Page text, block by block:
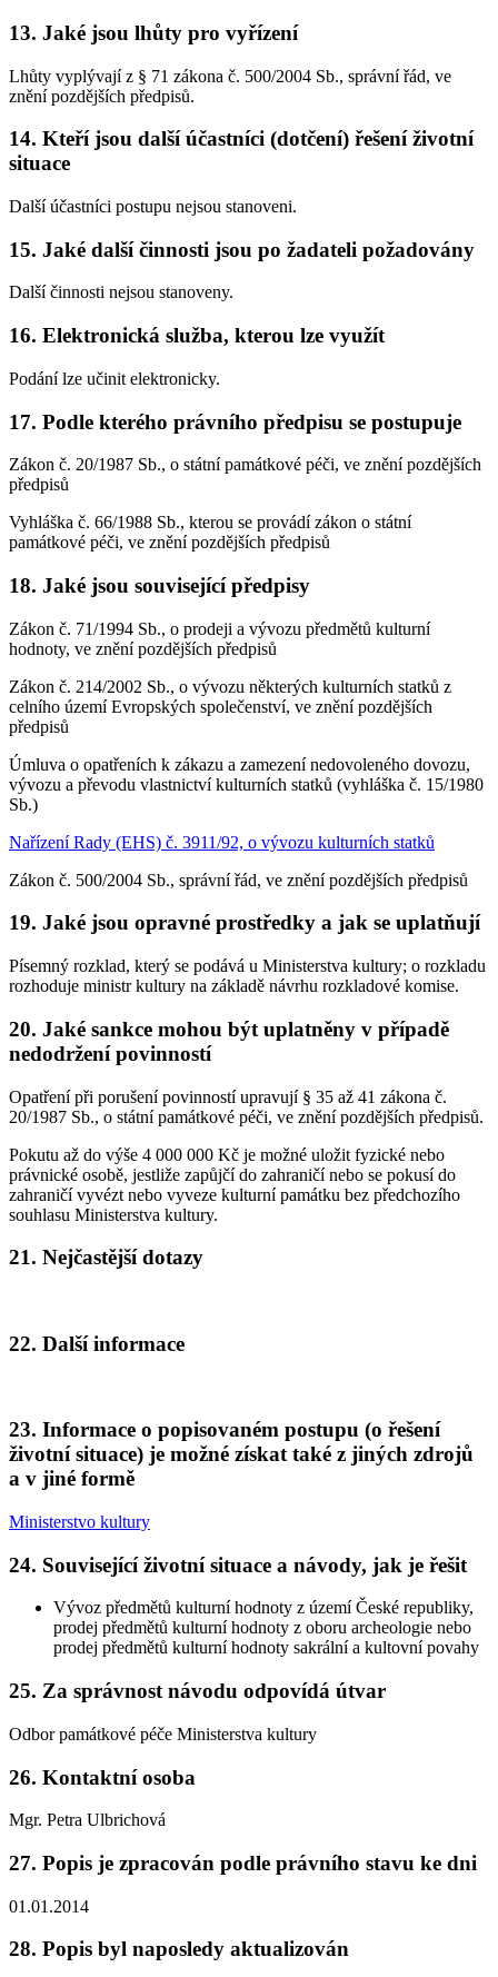
13. Jaké jsou lhůty pro vyřízení
Lhůty vyplývají z § 71 zákona č. 500/2004 Sb., správní řád, ve
znění pozdějších předpisů.
14. Kteří jsou další účastníci (dotčení) řešení životní
situace
Další účastníci postupu nejsou stanoveni.
15. Jaké další činnosti jsou po žadateli požadovány
Další činnosti nejsou stanoveny.
16. Elektronická služba, kterou lze využít
Podání lze učinit elektronicky.
17. Podle kterého právního předpisu se postupuje
Zákon č. 20/1987 Sb., o státní památkové péči, ve znění pozdějších
předpisů
Vyhláška č. 66/1988 Sb., kterou se provádí zákon o státní
památkové péči, ve znění pozdějších předpisů
18. Jaké jsou související předpisy
Zákon č. 71/1994 Sb., o prodeji a vývozu předmětů kulturní
hodnoty, ve znění pozdějších předpisů
Zákon č. 214/2002 Sb., o vývozu některých kulturních statků z
celního území Evropských společenství, ve znění pozdějších
předpisů
Úmluva o opatřeních k zákazu a zamezení nedovoleného dovozu,
vývozu a převodu vlastnictví kulturních statků (vyhláška č. 15/1980
Sb.)
Nařízení Rady (EHS) č. 3911/92, o vývozu kulturních statků
Zákon č. 500/2004 Sb., správní řád, ve znění pozdějších předpisů
19. Jaké jsou opravné prostředky a jak se uplatňují
Písemný rozklad, který se podává u Ministerstva kultury; o rozkladu
rozhoduje ministr kultury na základě návrhu rozkladové komise.
20. Jaké sankce mohou být uplatněny v případě
nedodržení povinností
Opatření při porušení povinností upravují § 35 až 41 zákona č.
20/1987 Sb., o státní památkové péči, ve znění pozdějších předpisů.
Pokutu až do výše 4 000 000 Kč je možné uložit fyzické nebo
právnické osobě, jestliže zapůjčí do zahraničí nebo se pokusí do
zahraničí vyvézt nebo vyveze kulturní památku bez předchozího
souhlasu Ministerstva kultury.
21. Nejčastější dotazy
22. Další informace
23. Informace o popisovaném postupu (o řešení
životní situace) je možné získat také z jiných zdrojů
a v jiné formě
Ministerstvo kultury
24. Související životní situace a návody, jak je řešit
Vývoz předmětů kulturní hodnoty z území České republiky,
prodej předmětů kulturní hodnoty z oboru archeologie nebo
prodej předmětů kulturní hodnoty sakrální a kultovní povahy
25. Za správnost návodu odpovídá útvar
Odbor památkové péče Ministerstva kultury
26. Kontaktní osoba
Mgr. Petra Ulbrichová
27. Popis je zpracován podle právního stavu ke dni
01.01.2014
28. Popis byl naposledy aktualizován